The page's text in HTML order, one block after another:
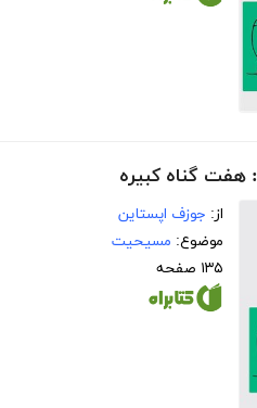
هفت گناه کبیره
از: جوزف اپستاین
موضوع: مسیحیت
۱۳۵ صفحه